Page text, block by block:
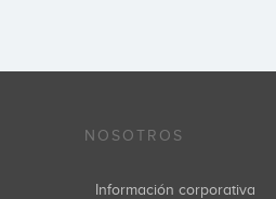
NOSOTROS
Información corporativa